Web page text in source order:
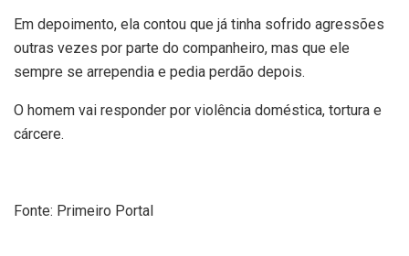
Em depoimento, ela contou que já tinha sofrido agressões
outras vezes por parte do companheiro, mas que ele
sempre se arrependia e pedia perdão depois.
O homem vai responder por violência doméstica, tortura e
cárcere.
Fonte: Primeiro Portal